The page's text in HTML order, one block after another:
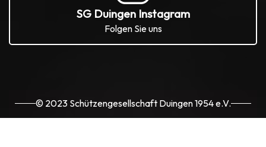
SG Duingen Instagram
Folgen Sie uns
© 2023 Schützengesellschaft Duingen 1954 e.V.